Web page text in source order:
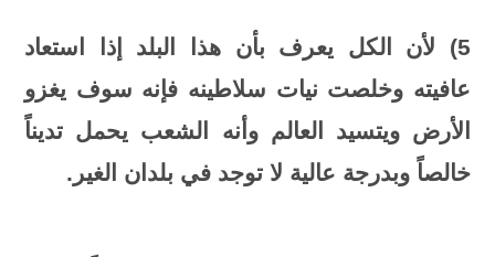
5) لأن الكل يعرف بأن هذا البلد إذا استعاد
عافيته وخلصت نيات سلاطينه فإنه سوف يغزو
الأرض ويتسيد العالم وأنه الشعب يحمل تديناً
خالصاً وبدرجة عالية لا توجد في بلدان الغير.